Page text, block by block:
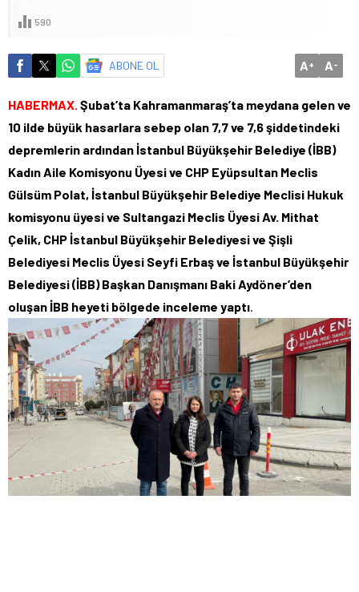
590
ABONE OL A+ A-
HABERMAX. Şubat’ta Kahramanmaraş’ta meydana gelen ve
10 ilde büyük hasarlara sebep olan 7,7 ve 7,6 şiddetindeki
depremlerin ardından İstanbul Büyükşehir Belediye (İBB)
Kadın Aile Komisyonu Üyesi ve CHP Eyüpsultan Meclis
Gülsüm Polat, İstanbul Büyükşehir Belediye Meclisi Hukuk
komisyonu üyesi ve Sultangazi Meclis Üyesi Av. Mithat
Çelik, CHP İstanbul Büyükşehir Belediyesi ve Şişli
Belediyesi Meclis Üyesi Seyfi Erbaş ve İstanbul Büyükşehir
Belediyesi (İBB) Başkan Danışmanı Baki Aydöner’den
oluşan İBB heyeti bölgede inceleme yaptı